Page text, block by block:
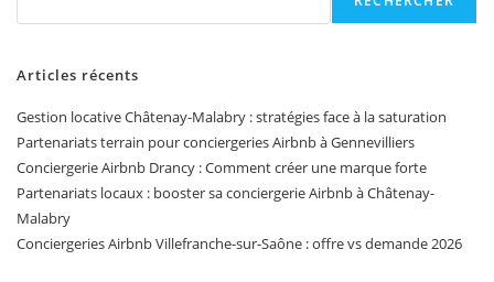
Articles récents
Gestion locative Châtenay-Malabry : stratégies face à la saturation
Partenariats terrain pour conciergeries Airbnb à Gennevilliers
Conciergerie Airbnb Drancy : Comment créer une marque forte
Partenariats locaux : booster sa conciergerie Airbnb à Châtenay-
Malabry
Conciergeries Airbnb Villefranche-sur-Saône : offre vs demande 2026